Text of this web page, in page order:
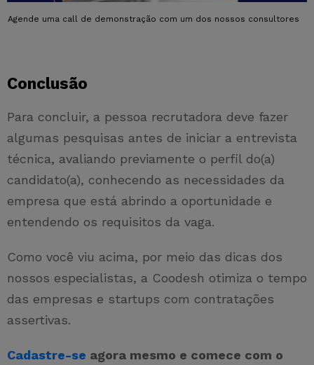
Agende uma call de demonstração com um dos nossos consultores
Conclusão
Para concluir, a pessoa recrutadora deve fazer
algumas pesquisas antes de iniciar a entrevista
técnica, avaliando previamente o perfil do(a)
candidato(a), conhecendo as necessidades da
empresa que está abrindo a oportunidade e
entendendo os requisitos da vaga.
Como você viu acima, por meio das dicas dos
nossos especialistas, a Coodesh otimiza o tempo
das empresas e startups com contratações
assertivas.
Cadastre-se agora mesmo e comece com o